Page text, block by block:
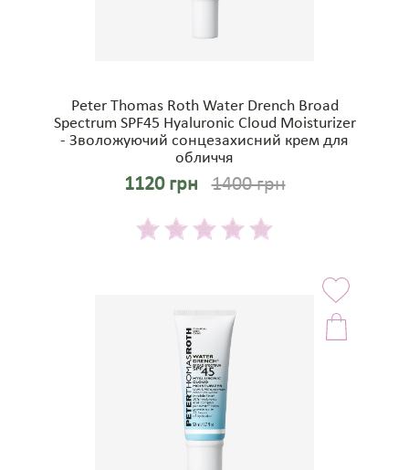
Peter Thomas Roth Water Drench Broad
Spectrum SPF45 Hyaluronic Cloud Moisturizer
- Зволожуючий сонцезахисний крем для
обличчя
1120 грн 1400 грн